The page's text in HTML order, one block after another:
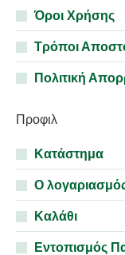
Όροι Χρήσης
Τρόποι
Πολιτική
Προφιλ
Κατάστημα
Ο
Καλάθι
Εντοπισμός